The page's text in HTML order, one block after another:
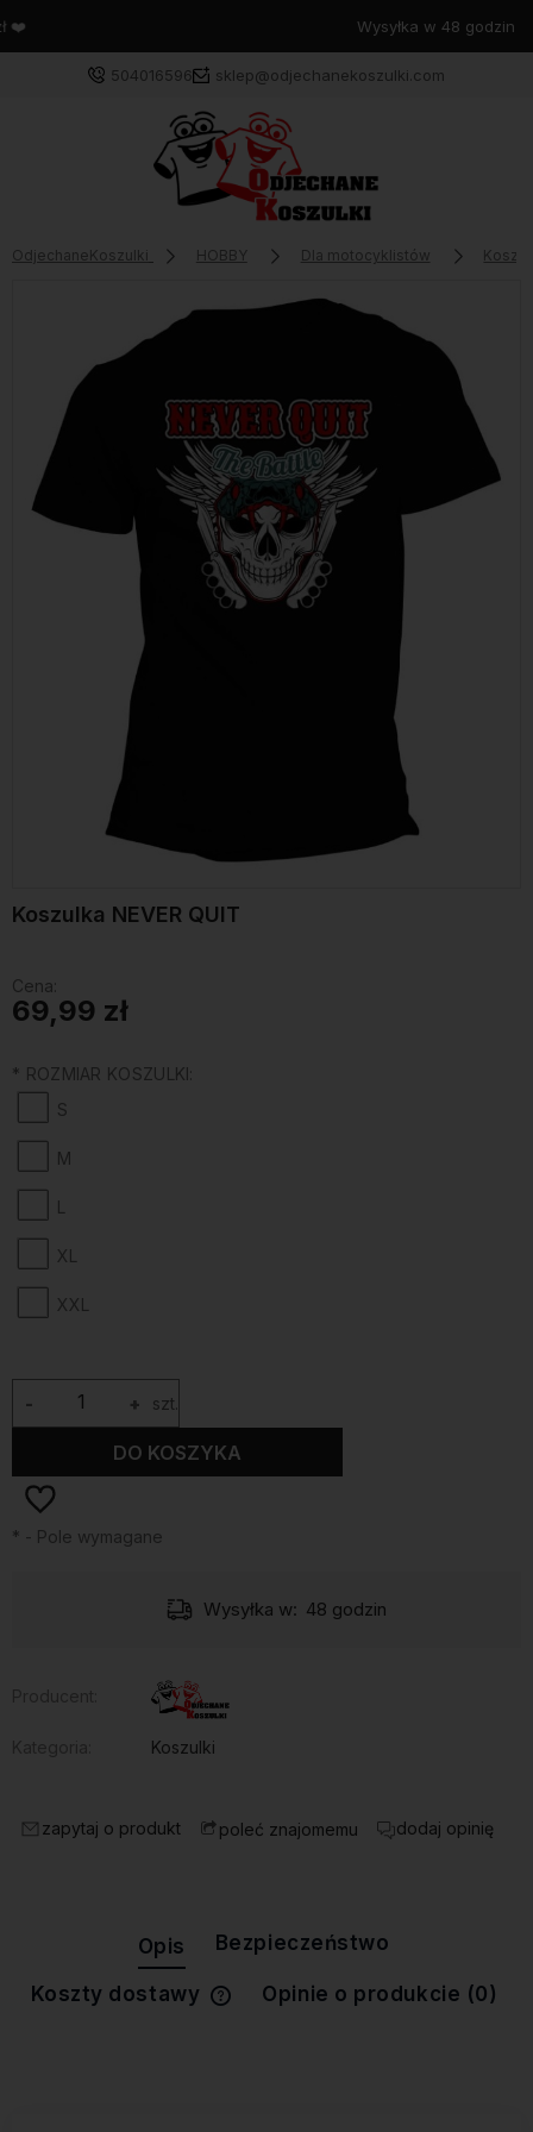
504016596 sklep@odjechanekoszulki.com
OdjechaneKoszulki HOBBY Dla motocyklistów
Koszulka NEVER QUIT
Cena:
69,99 zł
* ROZMIAR KOSZULKI:
S
M
L
XL
XXL
+
- szt.
DO KOSZYKA
* - Pole wymagane
Wysyłka w: 48 godzin
Koszulki
zapytaj o produkt poleć znajomemu dodaj opinię
Opis Bezpieczeństwo
Koszty dostawy
Cena nie zawiera ewentualnych
Opinie o produkcie (0)